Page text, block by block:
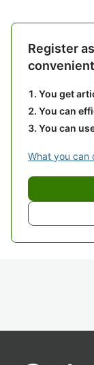
Register
You get
You can
You can
What you can